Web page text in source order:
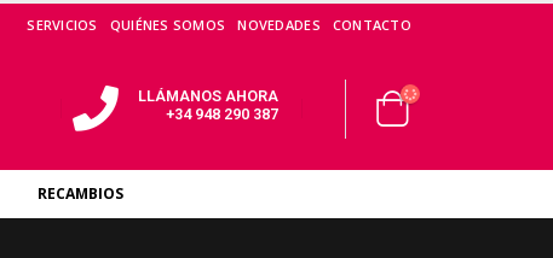
SERVICIOS QUIÉNES SOMOS NOVEDADES CONTACTO
LLÁMANOS AHORA
+34 948 290 387
RECAMBIOS